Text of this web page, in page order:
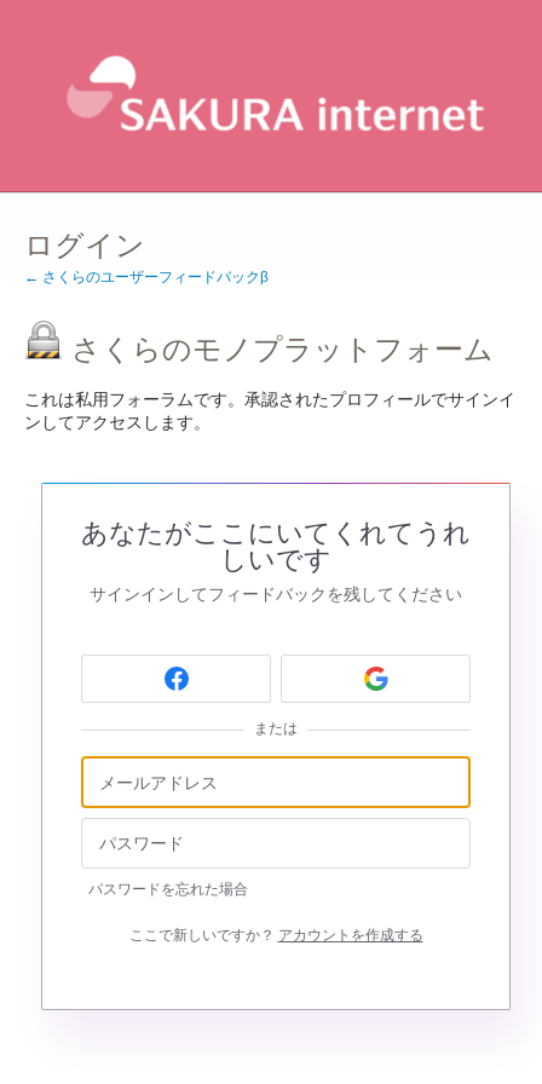
ログイン
← さくらのユーザーフィードバックβ
さくらのモノプラットフォーム
これは私用フォーラムです。承認されたプロフィールでサインイ
ンしてアクセスします。
あなたがここにいてくれてうれ
しいです
サインインしてフィードバックを残してください
または
パスワードを忘れた場合
ここで新しいですか？ アカウントを作成する